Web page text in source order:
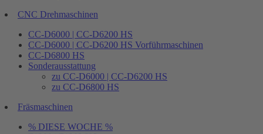
CNC Drehmaschinen
CC-D6000 | CC-D6200 HS
CC-D6000 | CC-D6200 HS Vorführmaschinen
CC-D6800 HS
Sonderausstattung
zu CC-D6000 | CC-D6200 HS
zu CC-D6800 HS
Fräsmaschinen
% DIESE WOCHE %